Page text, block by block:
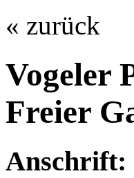
« zurück
Vogeler
Freier
Anschrift: